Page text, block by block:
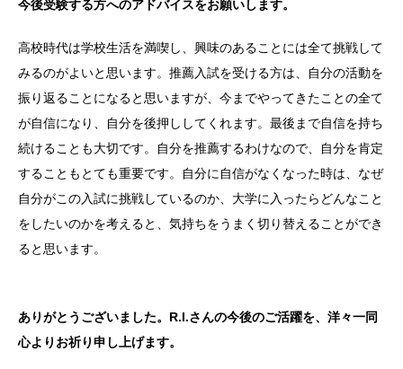
今後受験する方へのアドバイスをお願いします。
高校時代は学校生活を満喫し、興味のあることには全て挑戦して
みるのがよいと思います。推薦入試を受ける方は、自分の活動を
振り返ることになると思いますが、今までやってきたことの全て
が自信になり、自分を後押ししてくれます。最後まで自信を持ち
続けることも大切です。自分を推薦するわけなので、自分を肯定
することもとても重要です。自分に自信がなくなった時は、なぜ
自分がこの入試に挑戦しているのか、大学に入ったらどんなこと
をしたいのかを考えると、気持ちをうまく切り替えることができ
ると思います。
ありがとうございました。R.I.さんの今後のご活躍を、洋々一同
心よりお祈り申し上げます。